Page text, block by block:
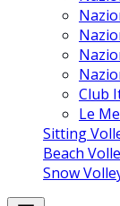
Club
Le
Sitting
Beach
Snow